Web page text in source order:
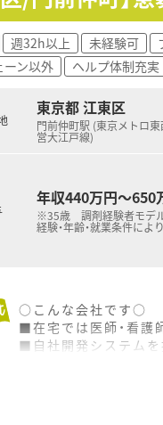
週32h以上 未経験可
ーン以外
ヘルプ体制充実
東京都 江東区
門前仲町駅 (東京メトロ
営大江戸線)
年収440万円～650
※35歳 調剤経験者モデ
経験・年齢・就業条件によ
○こんな会社です○
■在宅では医師・看護
■自社開発システムを
■「緩和薬物療法認
■在宅の営業は薬剤